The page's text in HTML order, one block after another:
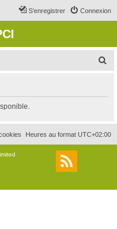
Connexion
S’enregistrer
r
c
r
Heures au format UTC+02:00